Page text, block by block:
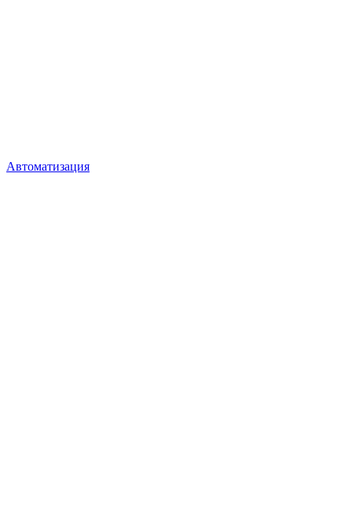
Автоматизация